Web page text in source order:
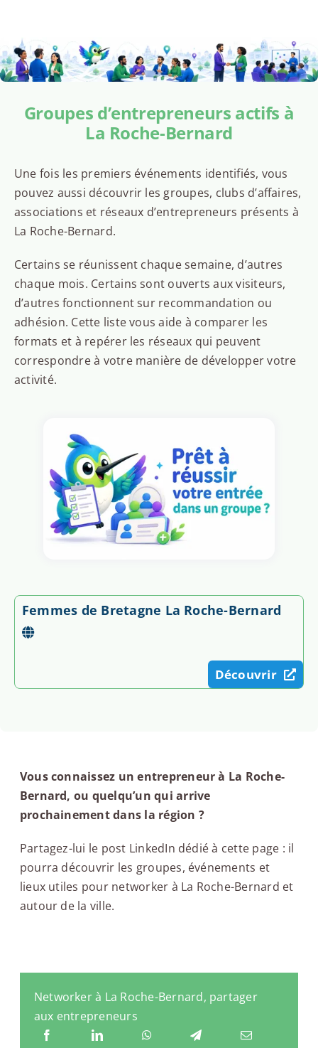
Groupes d’entrepreneurs actifs à
La Roche-Bernard
Une fois les premiers événements identifiés, vous
pouvez aussi découvrir les groupes, clubs d’affaires,
associations et réseaux d’entrepreneurs présents à
La Roche-Bernard.
Certains se réunissent chaque semaine, d’autres
chaque mois. Certains sont ouverts aux visiteurs,
d’autres fonctionnent sur recommandation ou
adhésion. Cette liste vous aide à comparer les
formats et à repérer les réseaux qui peuvent
correspondre à votre manière de développer votre
activité.
Femmes de Bretagne La Roche-Bernard
Découvrir
Vous connaissez un entrepreneur à La Roche-
Bernard, ou quelqu’un qui arrive
prochainement dans la région ?
Partagez-lui le post LinkedIn dédié à cette page : il
pourra découvrir les groupes, événements et
lieux utiles pour networker à La Roche-Bernard et
autour de la ville.
Networker à La Roche-Bernard, partager
aux entrepreneurs